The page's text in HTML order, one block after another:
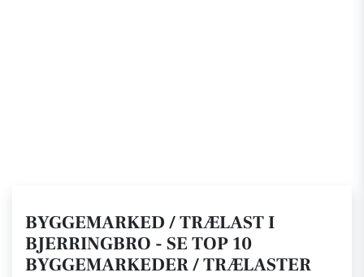
BYGGEMARKED / TRÆLAST I
BJERRINGBRO - SE TOP 10
BYGGEMARKEDER / TRÆLASTER